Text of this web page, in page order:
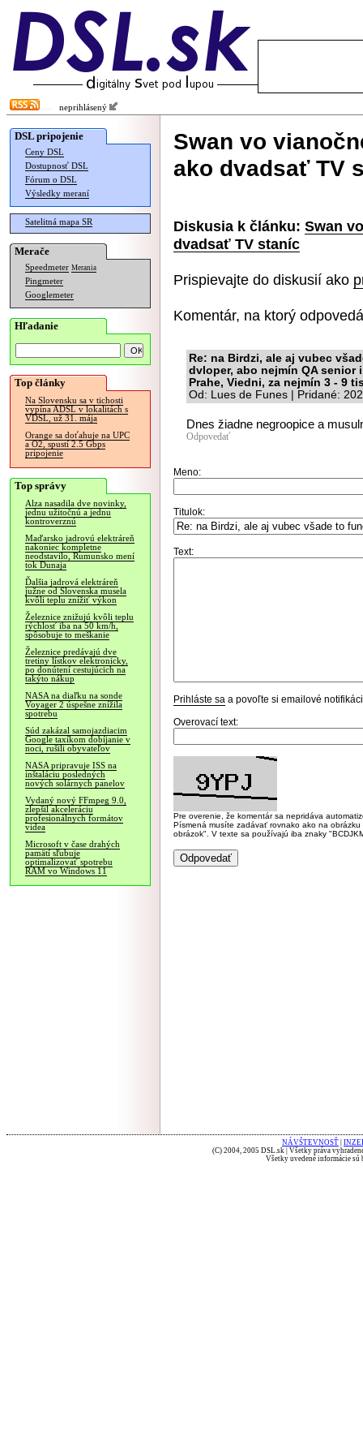
neprihlásený
DSL pripojenie
Ceny DSL
Dostupnosť DSL
Fórum o DSL
Výsledky meraní
Satelitná mapa SR
Merače
Speedmeter Merania
Pingmeter
Googlemeter
Hľadanie
Top články
Na Slovensku sa v tichosti
vypína ADSL v lokalitách s
VDSL, už 31. mája
Orange sa doťahuje na UPC
a O2, spustí 2.5 Gbps
pripojenie
Top správy
Alza nasadila dve novinky,
jednu užitočnú a jednu
kontroverznú
Maďarsko jadrovú elektráreň
nakoniec kompletne
neodstavilo, Rumunsko mení
tok Dunaja
Ďalšia jadrová elektráreň
južne od Slovenska musela
kvôli teplu znížiť výkon
Železnice znižujú kvôli teplu
rýchlosť iba na 50 km/h,
spôsobuje to meškanie
Železnice predávajú dve
tretiny lístkov elektronicky,
po donútení cestujúcich na
takýto nákup
NASA na diaľku na sonde
Voyager 2 úspešne znížila
spotrebu
Súd zakázal samojazdiacim
Google taxíkom dobíjanie v
noci, rušili obyvateľov
NASA pripravuje ISS na
inštaláciu posledných
nových solárnych panelov
Vydaný nový FFmpeg 9.0,
zlepšil akceleráciu
profesionálnych formátov
videa
Microsoft v čase drahých
pamätí sľubuje
optimalizovať spotrebu
RAM vo Windows 11
Swan vo
ako dvadsať TV
Diskusia k článku: Swan
dvadsať TV staníc
Prispievajte do diskusií ako
Komentár, na ktorý
Re: na Birdzi, ale aj vubec
dvloper, abo nejmín QA senior
Prahe, Viedni, za nejmín 3 - 9
Od: Lues de Funes | Pridané:
Dnes žiadne negroopice a
Odpovedať
Meno:
Titulok:
Text:
Prihláste sa a povoľte si emailové
Overovací text:
Pre overenie, že komentár sa nepridáva
Písmená musíte zadávať rovnako ako na
obrázok". V texte sa používajú iba znaky
NÁVŠTEVNOSŤ
(C) 2004, 2005 DSL.sk | Všetky práva
Všetky uvedené informácie sú